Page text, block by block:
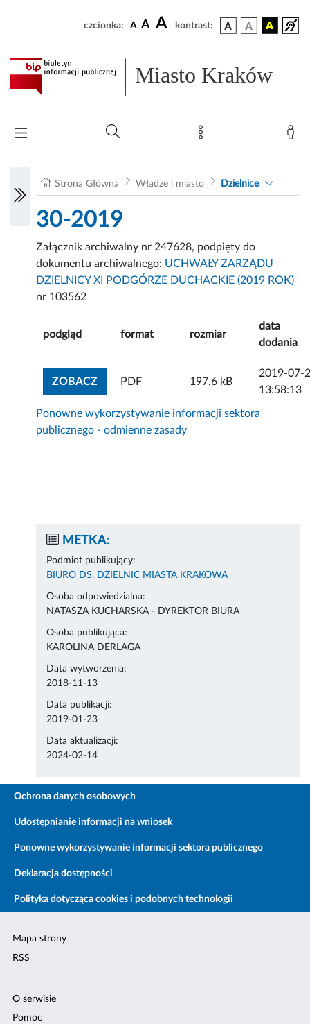
czcionka: A A A kontrast:
Miasto Kraków
Strona Główna Władze i miasto Dzielnice
30-2019
Załącznik archiwalny nr 247628, podpięty do
dokumentu archiwalnego: UCHWAŁY ZARZĄDU
DZIELNICY XI PODGÓRZE DUCHACKIE (2019 ROK)
nr 103562
podgląd format rozmiar
data
dodania
ZOBACZZOBACZ ZAŁĄCZNIK
PDF 197.6 kB
2019-07-
13:58:13
Ponowne wykorzystywanie informacji sektora
publicznego - odmienne zasady
METKA:
Podmiot publikujący:
BIURO DS. DZIELNIC MIASTA KRAKOWA
Osoba odpowiedzialna:
NATASZA KUCHARSKA - DYREKTOR BIURA
Osoba publikująca:
KAROLINA DERLAGA
Data wytworzenia:
2018-11-13
Data publikacji:
2019-01-23
Data aktualizacji:
2024-02-14
Ochrona danych osobowych
Udostępnianie informacji na wniosek
Ponowne wykorzystywanie informacji sektora publicznego
Deklaracja dostępności
Polityka dotycząca cookies i podobnych technologii
Mapa strony
RSS
O serwisie
Pomoc